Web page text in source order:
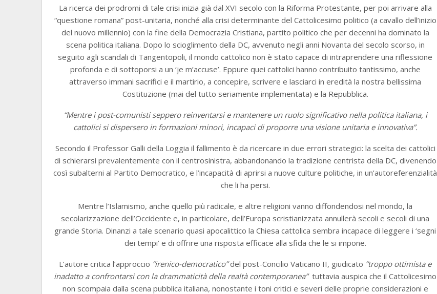
La ricerca dei prodromi di tale crisi inizia già dal XVI secolo con la Riforma Protestante, per poi arrivare alla
“questione romana” post-unitaria, nonché alla crisi determinante del Cattolicesimo politico (a cavallo dell’inizio
del nuovo millennio) con la fine della Democrazia Cristiana, partito politico che per decenni ha dominato la
scena politica italiana. Dopo lo scioglimento della DC, avvenuto negli anni Novanta del secolo scorso, in
seguito agli scandali di Tangentopoli, il mondo cattolico non è stato capace di intraprendere una riflessione
profonda e di sottoporsi a un ‘je m’accuse’. Eppure quei cattolici hanno contribuito tantissimo, anche
attraverso immani sacrifici e il martirio, a concepire, scrivere e lasciarci in eredità la nostra bellissima
Costituzione (mai del tutto seriamente implementata) e la Repubblica.
“Mentre i post-comunisti seppero reinventarsi e mantenere un ruolo significativo nella politica italiana, i
cattolici si dispersero in formazioni minori, incapaci di proporre una visione unitaria e innovativa”.
Secondo il Professor Galli della Loggia il fallimento è da ricercare in due errori strategici: la scelta dei cattolici
di schierarsi prevalentemente con il centrosinistra, abbandonando la tradizione centrista della DC, divenendo
così subalterni al Partito Democratico, e l’incapacità di aprirsi a nuove culture politiche, in un’autoreferenzialità
che li ha persi.
Mentre l’Islamismo, anche quello più radicale, e altre religioni vanno diffondendosi nel mondo, la
secolarizzazione dell’Occidente e, in particolare, dell’Europa scristianizzata annullerà secoli e secoli di una
grande Storia. Dinanzi a tale scenario quasi apocalittico la Chiesa cattolica sembra incapace di leggere i ‘segni
dei tempi’ e di offrire una risposta efficace alla sfida che le si impone.
L’autore critica l’approccio “irenico-democratico”del post-Concilio Vaticano II, giudicato “troppo ottimista e
inadatto a confrontarsi con la drammaticità della realtà contemporanea” tuttavia auspica che il Cattolicesimo
non scompaia dalla scena pubblica italiana, nonostante i toni critici e severi delle proprie considerazioni e